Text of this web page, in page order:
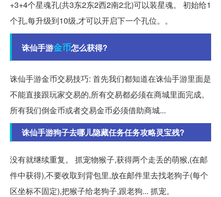
+3+4个星魂孔(共3东2东2西2南2北)可以装星魂。 初始给1
个孔,每升级到10级,才可以开启下一个孔位。。
诛仙手游金币怎么获得?
诛仙手游金币交易技巧: 首先我们都知道在诛仙手游里面是
不能直接跟玩家交易的,所有交易都必须在商城里面完成。
所有我们倒金币或者交易金币必须借助商城...
诛仙手游狗子去哪儿隐藏任务任务攻略灵宝残?
没有就继续重复。 抓宠物猴子,获得两个走丢的萌猴,(在邮
件中获得),不要收取到背包里,放在邮件里去找老狗子(每个
区坐标不固定),把猴子给老狗子,跟老狗... 抓宠。